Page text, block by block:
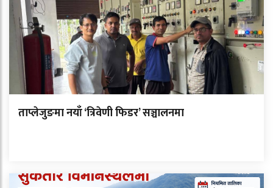
ताप्लेजुङमा नयाँ ‘त्रिवेणी फिडर’ सञ्चालनमा